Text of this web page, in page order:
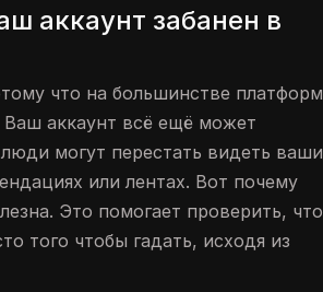
аккаунт забанен в
что на большинстве платформ
Ваш аккаунт всё ещё может
могут перестать видеть ваши
или лентах. Вот почему
Это помогает проверить, что
того чтобы гадать, исходя из